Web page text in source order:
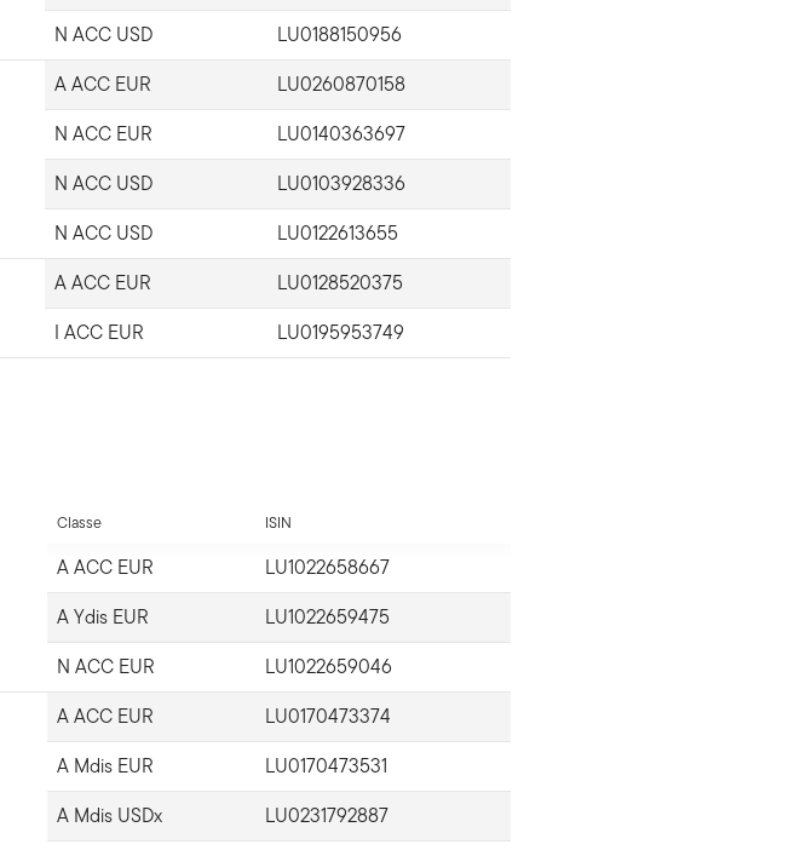
N ACC USD
LU0188150956
A ACC EUR
LU0260870158
N ACC EUR
LU0140363697
N ACC USD
LU0103928336
N ACC USD
LU0122613655
A ACC EUR
LU0128520375
I ACC EUR
LU0195953749
Classe ISIN
A ACC EUR
LU1022658667
A Ydis EUR
LU1022659475
N ACC EUR
LU1022659046
A ACC EUR
LU0170473374
A Mdis EUR
LU0170473531
A Mdis USDx
LU0231792887